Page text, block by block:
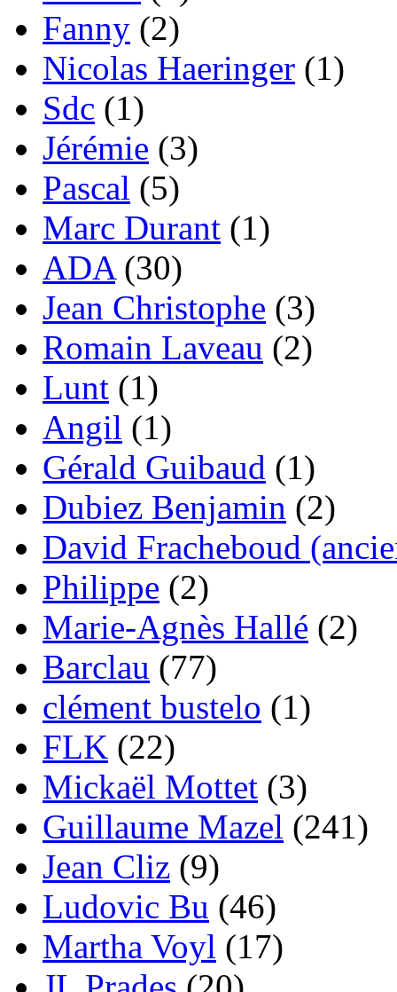
Fanny (2)
Nicolas Haeringer (1)
Sdc (1)
Jérémie (3)
Pascal (5)
Marc Durant (1)
ADA(30)
Jean Christophe (3)
Romain Laveau (2)
Lunt (1)
Angil (1)
Gérald Guibaud (1)
Dubiez Benjamin (2)
David Fracheboud
Philippe (2)
Marie-Agnès Hallé (2)
Barclau (77)
clément bustelo (1)
FLK (22)
Mickaël Mottet (3)
Guillaume Mazel (241)
Jean Cliz (9)
Ludovic Bu (46)
Martha Voyl (17)